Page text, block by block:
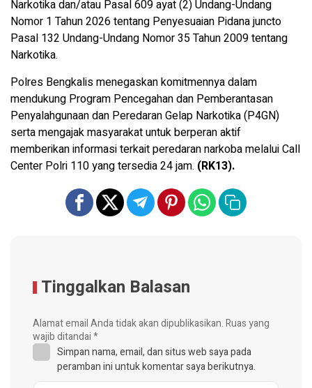
Narkotika dan/atau Pasal 609 ayat (2) Undang-Undang
Nomor 1 Tahun 2026 tentang Penyesuaian Pidana juncto
Pasal 132 Undang-Undang Nomor 35 Tahun 2009 tentang
Narkotika.
Polres Bengkalis menegaskan komitmennya dalam
mendukung Program Pencegahan dan Pemberantasan
Penyalahgunaan dan Peredaran Gelap Narkotika (P4GN)
serta mengajak masyarakat untuk berperan aktif
memberikan informasi terkait peredaran narkoba melalui Call
Center Polri 110 yang tersedia 24 jam. (RK13).
Tinggalkan Balasan
Alamat email Anda tidak akan dipublikasikan.Ruas yang
wajib ditandai*
Simpan nama, email, dan situs web saya pada
peramban ini untuk komentar saya berikutnya.